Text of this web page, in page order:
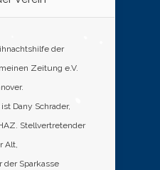
der
Zeitung e.V.
Dany Schrader,
Stellvertretender
Alt,
der Sparkasse